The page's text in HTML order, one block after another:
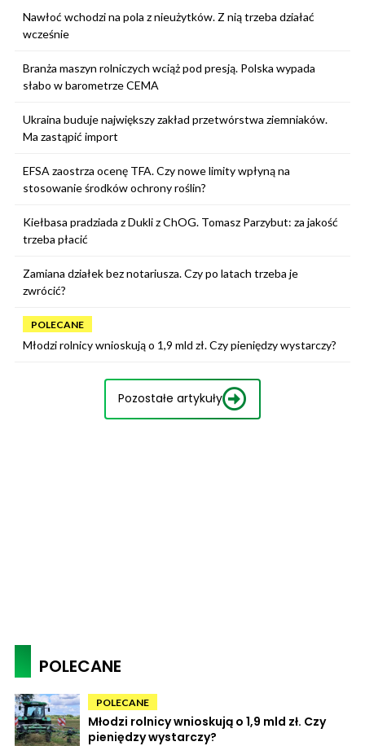
Nawłoć wchodzi na pola z nieużytków. Z nią trzeba działać
wcześnie
Branża maszyn rolniczych wciąż pod presją. Polska wypada
słabo w barometrze CEMA
Ukraina buduje największy zakład przetwórstwa ziemniaków.
Ma zastąpić import
EFSA zaostrza ocenę TFA. Czy nowe limity wpłyną na
stosowanie środków ochrony roślin?
Kiełbasa pradziada z Dukli z ChOG. Tomasz Parzybut: za jakość
trzeba płacić
Zamiana działek bez notariusza. Czy po latach trzeba je
zwrócić?
POLECANE
Młodzi rolnicy wnioskują o 1,9 mld zł. Czy pieniędzy wystarczy?
Pozostałe artykuły
POLECANE
POLECANE
Młodzi rolnicy wnioskują o 1,9 mld zł. Czy
pieniędzy wystarczy?